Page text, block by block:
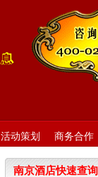
活动策划 商务合作
南京酒店快速查询